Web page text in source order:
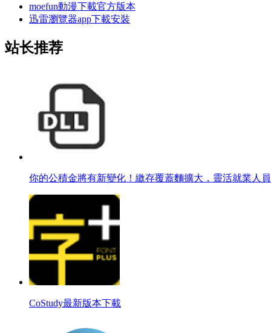
moefun動漫下載官方版本
迅雷瀏覽器app下載安裝
站长推荐
你的公積金將有新變化！繳存覆蓋麵擴大，靈活就業人
CoStudy最新版本下載